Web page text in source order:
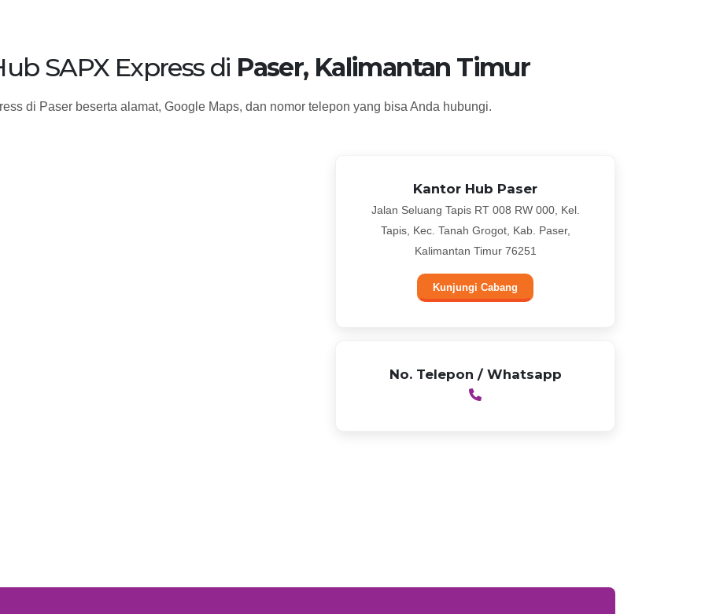
SAPX Express di Paser, Kalimantan Timur
di Paser beserta alamat, Google Maps, dan nomor telepon yang bisa Anda hubungi.
Kantor Hub Paser
Jalan Seluang Tapis RT 008 RW 000, Kel.
Tapis, Kec. Tanah Grogot, Kab. Paser,
Kalimantan Timur 76251
Kunjungi Cabang
No. Telepon / Whatsapp